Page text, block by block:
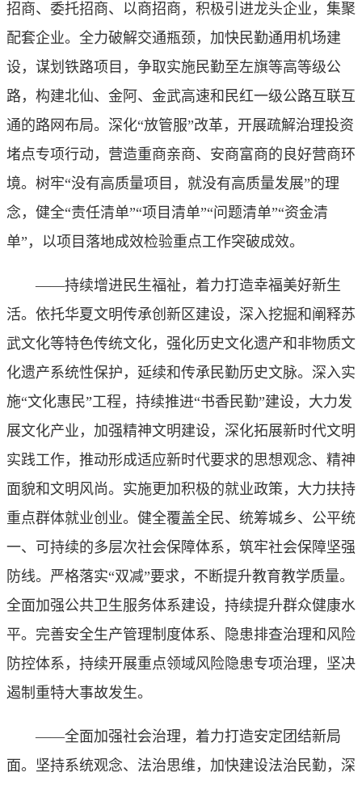
招商、委托招商、以商招商，积极引进龙头企业，集聚
配套企业。全力破解交通瓶颈，加快民勤通用机场建
设，谋划铁路项目，争取实施民勤至左旗等高等级公
路，构建北仙、金阿、金武高速和民红一级公路互联互
通的路网布局。深化“放管服”改革，开展疏解治理投资
堵点专项行动，营造重商亲商、安商富商的良好营商环
境。树牢“没有高质量项目，就没有高质量发展”的理
念，健全“责任清单”“项目清单”“问题清单”“资金清
单”，以项目落地成效检验重点工作突破成效。
——持续增进民生福祉，着力打造幸福美好新生
活。依托华夏文明传承创新区建设，深入挖掘和阐释苏
武文化等特色传统文化，强化历史文化遗产和非物质文
化遗产系统性保护，延续和传承民勤历史文脉。深入实
施“文化惠民”工程，持续推进“书香民勤”建设，大力发
展文化产业，加强精神文明建设，深化拓展新时代文明
实践工作，推动形成适应新时代要求的思想观念、精神
面貌和文明风尚。实施更加积极的就业政策，大力扶持
重点群体就业创业。健全覆盖全民、统筹城乡、公平统
一、可持续的多层次社会保障体系，筑牢社会保障坚强
防线。严格落实“双减”要求，不断提升教育教学质量。
全面加强公共卫生服务体系建设，持续提升群众健康水
平。完善安全生产管理制度体系、隐患排查治理和风险
防控体系，持续开展重点领域风险隐患专项治理，坚决
遏制重特大事故发生。
——全面加强社会治理，着力打造安定团结新局
面。坚持系统观念、法治思维，加快建设法治民勤，深